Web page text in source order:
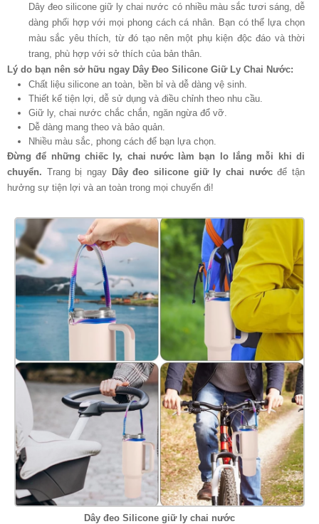
Dây đeo silicone giữ ly chai nước có nhiều màu sắc tươi sáng, dễ
dàng phối hợp với mọi phong cách cá nhân. Bạn có thể lựa chọn
màu sắc yêu thích, từ đó tạo nên một phụ kiện độc đáo và thời
trang, phù hợp với sở thích của bản thân.
Lý do bạn nên sở hữu ngay Dây Đeo Silicone Giữ Ly Chai Nước:
Chất liệu silicone an toàn, bền bỉ và dễ dàng vệ sinh.
Thiết kế tiện lợi, dễ sử dụng và điều chỉnh theo nhu cầu.
Giữ ly, chai nước chắc chắn, ngăn ngừa đổ vỡ.
Dễ dàng mang theo và bảo quản.
Nhiều màu sắc, phong cách để bạn lựa chọn.
Đừng để những chiếc ly, chai nước làm bạn lo lắng mỗi khi di
chuyển. Trang bị ngay Dây đeo silicone giữ ly chai nướcđể tận
hưởng sự tiện lợi và an toàn trong mọi chuyến đi!
Dây đeo Silicone giữ ly chai nước